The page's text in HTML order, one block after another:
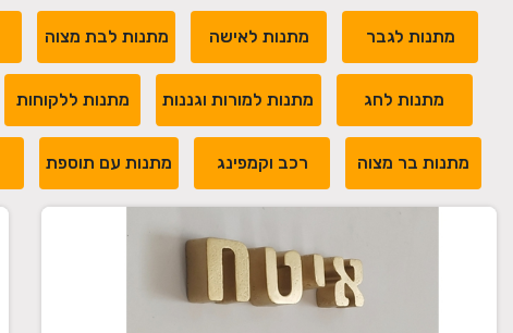
מתנות לגבר מתנות לאישה מתנות לבת מצוה
מתנות לחג מתנות למורות וגננות מתנות ללקוחות
מתנות בר מצוה רכב וקמפינג מתנות עם תוספת